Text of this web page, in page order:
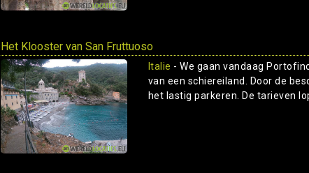
Het Klooster van San Fruttuoso
Italie - We gaan vandaag
van een schiereiland. Door de
het lastig parkeren. De tarieven